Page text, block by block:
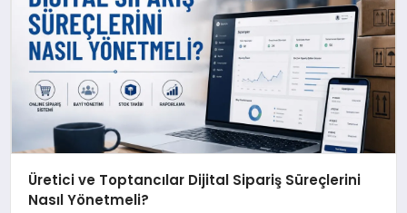
Üretici ve Toptancılar Dijital Sipariş Süreçlerini
Nasıl Yönetmeli?